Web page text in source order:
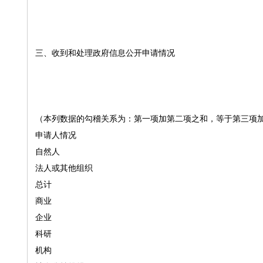
三、收到和处理政府信息公开申请情况
（本列数据的勾稽关系为：第一项加第二项之和，等于第三项
申请人情况
自然人
法人或其他组织
总计
商业
企业
科研
机构